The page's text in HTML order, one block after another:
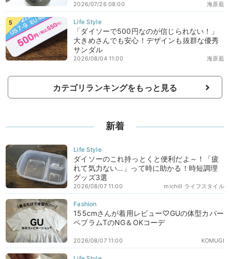
海原藍
2026/07/26 08:00
「ダイソーで500円なのが信じられない！」
大きめさんでも安心！デザインも抜群な優秀
サンダル
海原藍
2026/08/04 11:00
カテゴリランキングをもっと見る
新着
ダイソーのこれ持っとくと便利だよ～！「疲
れて気力ない…」って時に助かる！時短調理
グッズ3選
michill ライフスタイル
2026/08/07 11:00
155cmさんが着用レビュー♡GUの体型カバー
ペプラムTのNG＆OKコーデ
KOMUGI
2026/08/07 11:00